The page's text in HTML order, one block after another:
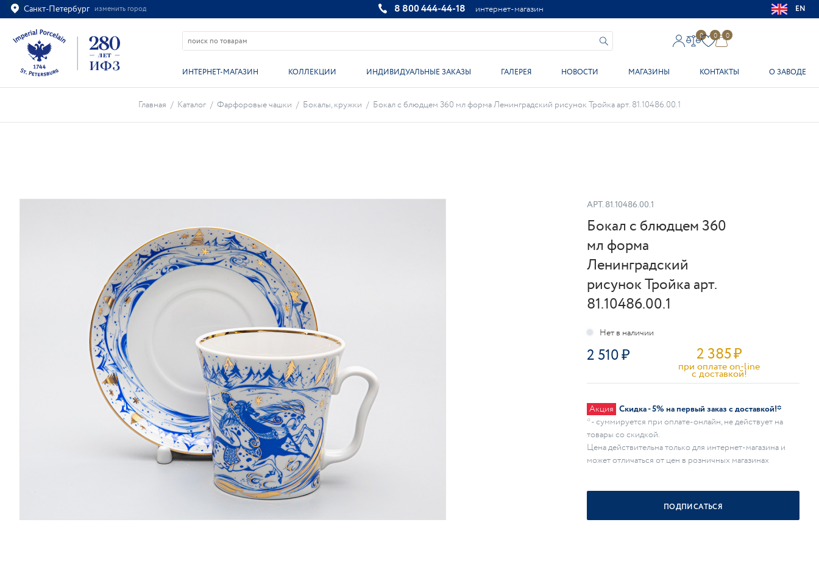
Санкт-Петербург изменить город
Ваш город Санкт-Петербург?
ВСЁ ВЕРНО ИЗМЕНИТЬ
8 800 444-44-18 интернет-магазин EN
0 0 0
ИНТЕРНЕТ-МАГАЗИН КОЛЛЕКЦИИ ИНДИВИДУАЛЬНЫЕ ЗАКАЗЫ ГАЛЕРЕЯ НОВОСТИ МАГАЗИНЫ КОНТАКТЫ О ЗАВОДЕ
Главная / Каталог / Фарфоровые чашки / Бокалы, кружки / Бокал с блюдцем 360 мл форма Ленинградский рисунок Тройка арт. 81.10486.00.1
АРТ. 81.10486.00.1
Бокал с блюдцем 360
мл форма
Ленинградский
рисунок Тройка арт.
81.10486.00.1
2 510 2 385₽
при оплате on-line
c доставкой!
Акция Скидка - 5% на первый заказ с доставкой!*
* - суммируется при оплате-онлайн, не действует на
товары со скидкой.
Цена действительна только для интернет-магазина и
может отличаться от цен в розничных магазинах
ПОДПИСАТЬСЯ